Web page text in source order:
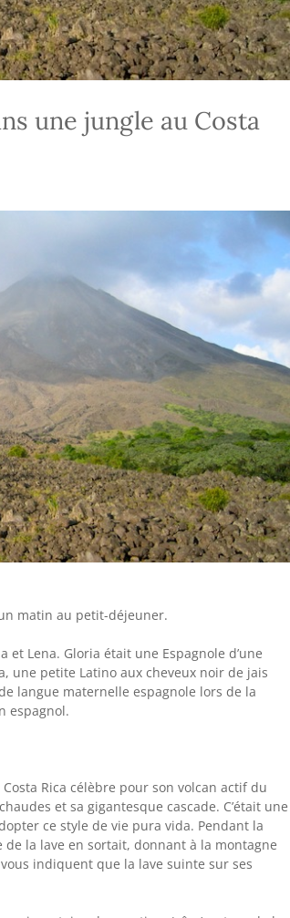
une jungle au Costa
matin au petit-déjeuner.
Lena. Gloria était une Espagnole d’une
une petite Latino aux cheveux noir de jais
langue maternelle espagnole lors de la
espagnol.
Rica célèbre pour son volcan actif du
et sa gigantesque cascade. C’était une
ce style de vie pura vida. Pendant la
la lave en sortait, donnant à la montagne
indiquent que la lave suinte sur ses